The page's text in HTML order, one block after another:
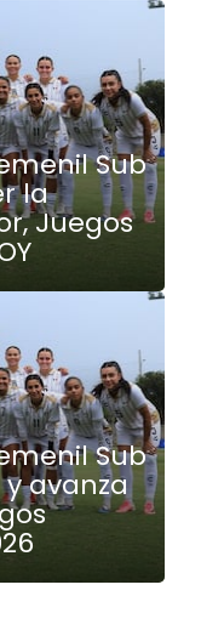
Sub
la
Juegos
Sub
avanza